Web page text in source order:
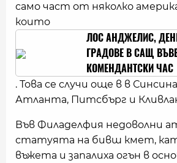
само част от няколко
които
ЛОС АНДЖЕЛИС,
ГРАДОВЕ В САЩ
КОМЕНДАНТСКИ ЧАС
. Това се случи още в в
Атланта, Питсбърг и
Във Филаделфия недоволни
статуята на бивш кмет,
въжета и запалиха огън в